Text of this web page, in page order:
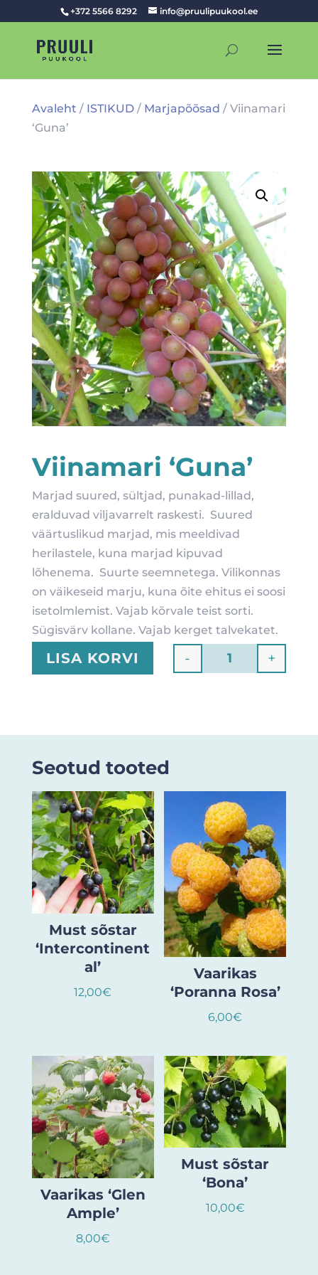
+372 5566 8292 info@pruulipuukool.ee
Avaleht / ISTIKUD/ Marjapõõsad / Viinamari
‘Guna’
Viinamari ‘Guna’
Marjad suured, sültjad, punakad-lillad,
eralduvad viljavarrelt raskesti. Suured
väärtuslikud marjad, mis meeldivad
herilastele, kuna marjad kipuvad
lõhenema. Suurte seemnetega. Vilikonnas
on väikeseid marju, kuna õite ehitus ei soosi
isetolmlemist. Vajab kõrvale teist sorti.
Sügisvärv kollane. Vajab kerget talvekatet.
Quantity
- +
LISA KORVI
Seotud tooted
Must sõstar
‘Intercontinent
al’
12,00€
Vaarikas
‘Poranna Rosa’
6,00€
Vaarikas ‘Glen
Ample’
8,00€
Must sõstar
‘Bona’
10,00€